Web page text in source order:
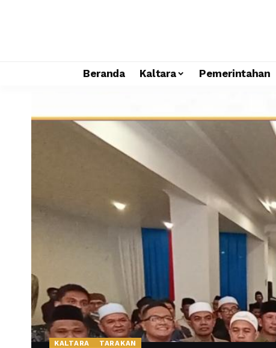
Beranda Kaltara Pemerintahan
KALTARA TARAKAN